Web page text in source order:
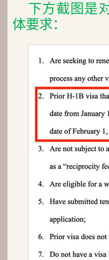
下方截图是
体要求：